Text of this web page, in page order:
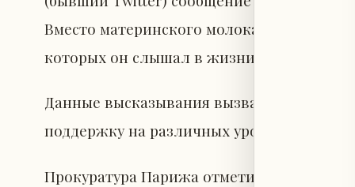
Вместо материнского молока он сосал
которых он слышал в жизни, — шимпанзе".
Данные высказывания вызвали
поддержку на различных уровнях.
Прокуратура Парижа отметила, что